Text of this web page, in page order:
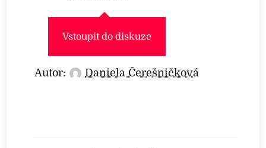
Vstoupit do diskuze
Autor: Daniela Čerešničková